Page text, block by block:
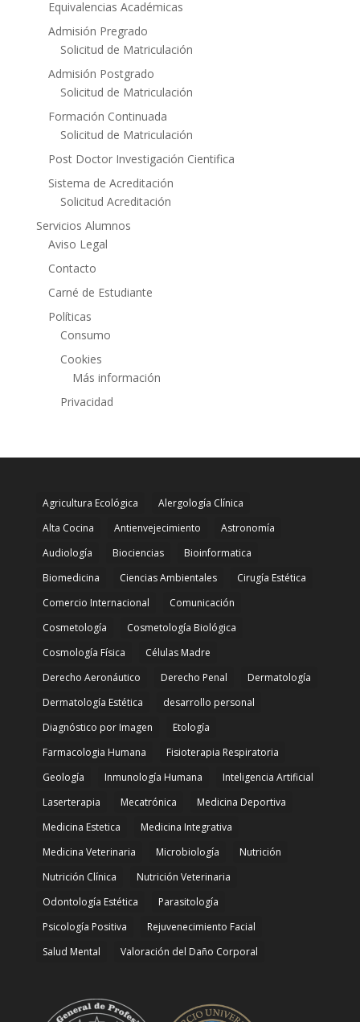
Equivalencias Académicas
Admisión Pregrado
Solicitud de Matriculación
Admisión Postgrado
Solicitud de Matriculación
Formación Continuada
Solicitud de Matriculación
Post Doctor Investigación Cientifica
Sistema de Acreditación
Solicitud Acreditación
Servicios Alumnos
Aviso Legal
Contacto
Carné de Estudiante
Políticas
Consumo
Cookies
Más información
Privacidad
Agricultura Ecológica
Alergología Clínica
Alta Cocina
Antienvejecimiento
Astronomía
Audiología
Biociencias
Bioinformatica
Biomedicina
Ciencias Ambientales
Cirugía Estética
Comercio Internacional
Comunicación
Cosmetología
Cosmetología Biológica
Cosmología Física
Células Madre
Derecho Aeronáutico
Derecho Penal
Dermatología
Dermatología Estética
desarrollo personal
Diagnóstico por Imagen
Etología
Farmacologia Humana
Fisioterapia Respiratoria
Geología
Inmunología Humana
Inteligencia Artificial
Laserterapia
Mecatrónica
Medicina Deportiva
Medicina Estetica
Medicina Integrativa
Medicina Veterinaria
Microbiología
Nutrición
Nutrición Clínica
Nutrición Veterinaria
Odontología Estética
Parasitología
Psicología Positiva
Rejuvenecimiento Facial
Salud Mental
Valoración del Daño Corporal